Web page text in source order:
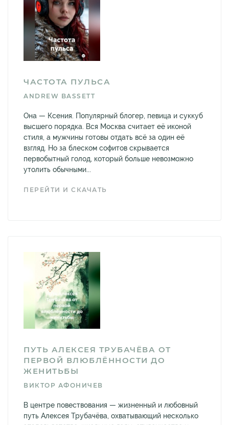
ЧАСТОТА ПУЛЬСА
ANDREW BASSETT
Она — Ксения. Популярный блогер, певица и суккуб
высшего порядка. Вся Москва считает её иконой
стиля, а мужчины готовы отдать всё за один её
взгляд. Но за блеском софитов скрывается
первобытный голод, который больше невозможно
утолить обычными...
ПЕРЕЙТИ И СКАЧАТЬ
ПУТЬ АЛЕКСЕЯ ТРУБАЧЁВА ОТ
ПЕРВОЙ ВЛЮБЛЁННОСТИ ДО
ЖЕНИТЬБЫ
ВИКТОР АФОНИЧЕВ
В центре повествования — жизненный и любовный
путь Алексея Трубачёва, охватывающий несколько